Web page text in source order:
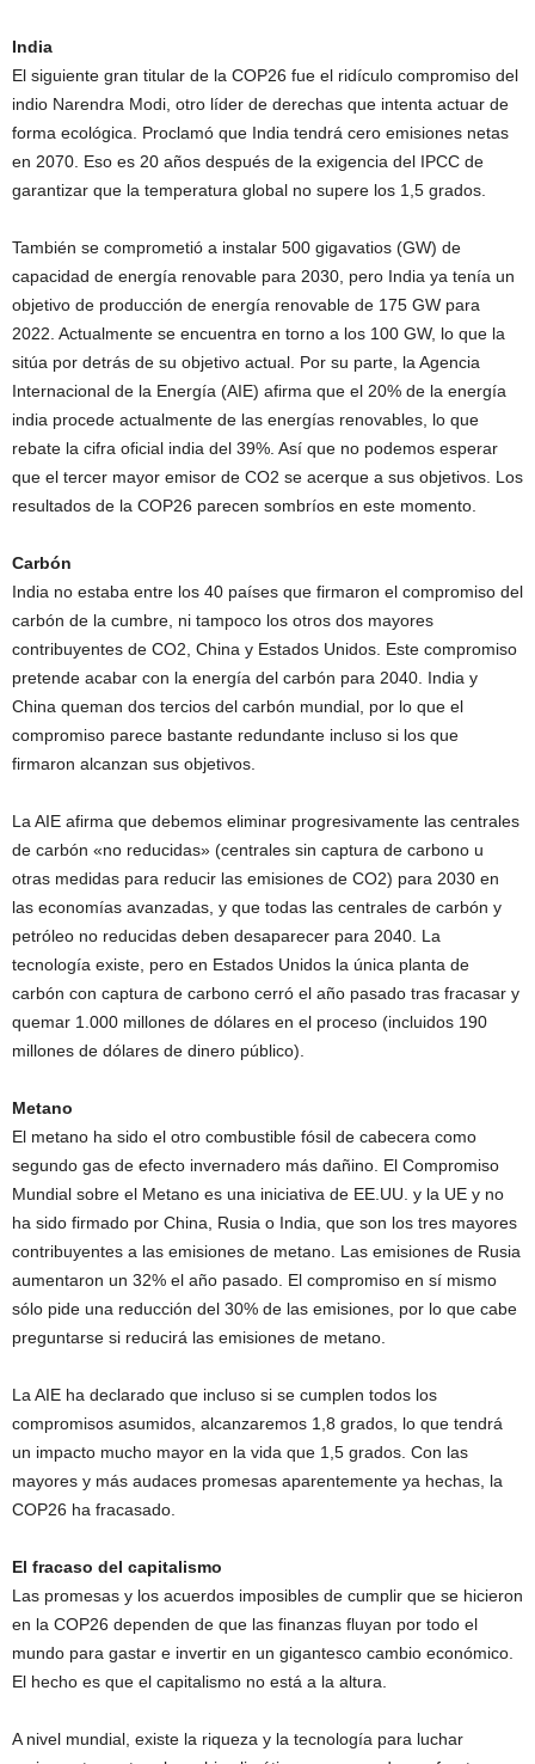
India
El siguiente gran titular de la COP26 fue el ridículo compromiso del
indio Narendra Modi, otro líder de derechas que intenta actuar de
forma ecológica. Proclamó que India tendrá cero emisiones netas
en 2070. Eso es 20 años después de la exigencia del IPCC de
garantizar que la temperatura global no supere los 1,5 grados.
También se comprometió a instalar 500 gigavatios (GW) de
capacidad de energía renovable para 2030, pero India ya tenía un
objetivo de producción de energía renovable de 175 GW para
2022. Actualmente se encuentra en torno a los 100 GW, lo que la
sitúa por detrás de su objetivo actual. Por su parte, la Agencia
Internacional de la Energía (AIE) afirma que el 20% de la energía
india procede actualmente de las energías renovables, lo que
rebate la cifra oficial india del 39%. Así que no podemos esperar
que el tercer mayor emisor de CO2 se acerque a sus objetivos. Los
resultados de la COP26 parecen sombríos en este momento.
Carbón
India no estaba entre los 40 países que firmaron el compromiso del
carbón de la cumbre, ni tampoco los otros dos mayores
contribuyentes de CO2, China y Estados Unidos. Este compromiso
pretende acabar con la energía del carbón para 2040. India y
China queman dos tercios del carbón mundial, por lo que el
compromiso parece bastante redundante incluso si los que
firmaron alcanzan sus objetivos.
La AIE afirma que debemos eliminar progresivamente las centrales
de carbón «no reducidas» (centrales sin captura de carbono u
otras medidas para reducir las emisiones de CO2) para 2030 en
las economías avanzadas, y que todas las centrales de carbón y
petróleo no reducidas deben desaparecer para 2040. La
tecnología existe, pero en Estados Unidos la única planta de
carbón con captura de carbono cerró el año pasado tras fracasar y
quemar 1.000 millones de dólares en el proceso (incluidos 190
millones de dólares de dinero público).
Metano
El metano ha sido el otro combustible fósil de cabecera como
segundo gas de efecto invernadero más dañino. El Compromiso
Mundial sobre el Metano es una iniciativa de EE.UU. y la UE y no
ha sido firmado por China, Rusia o India, que son los tres mayores
contribuyentes a las emisiones de metano. Las emisiones de Rusia
aumentaron un 32% el año pasado. El compromiso en sí mismo
sólo pide una reducción del 30% de las emisiones, por lo que cabe
preguntarse si reducirá las emisiones de metano.
La AIE ha declarado que incluso si se cumplen todos los
compromisos asumidos, alcanzaremos 1,8 grados, lo que tendrá
un impacto mucho mayor en la vida que 1,5 grados. Con las
mayores y más audaces promesas aparentemente ya hechas, la
COP26 ha fracasado.
El fracaso del capitalismo
Las promesas y los acuerdos imposibles de cumplir que se hicieron
en la COP26 dependen de que las finanzas fluyan por todo el
mundo para gastar e invertir en un gigantesco cambio económico.
El hecho es que el capitalismo no está a la altura.
A nivel mundial, existe la riqueza y la tecnología para luchar